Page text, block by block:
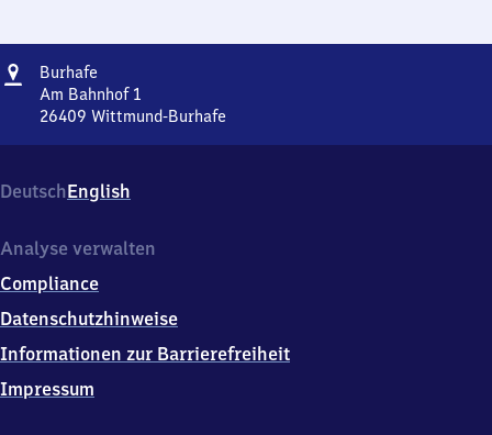
Adresse
Burhafe
Am Bahnhof 1
26409 Wittmund-Burhafe
Bahnhof
1,
6
0
9
Burhafe
DeutschEnglish
Analyse verwalten
Compliance
Datenschutzhinweise
Informationen zur Barrierefreiheit
Impressum